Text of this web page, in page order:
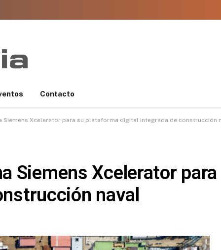
Contacto
Siemens Xcelerator para su plataforma digital integrada de construcción
Siemens Xcelerator
naval